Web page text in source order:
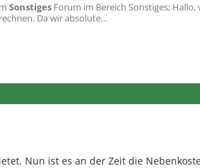
Sonstiges Forum im Bereich Sonstiges;
Da wir absolute...
Nun ist es an der Zeit die